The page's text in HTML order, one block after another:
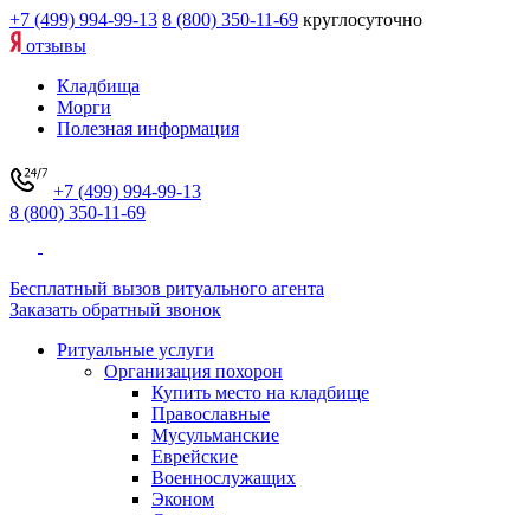
+7 (499) 994-99-13 8 (800) 350-11-69 круглосуточно
отзывы
Кладбища
Морги
Полезная информация
+7 (499) 994-99-13
8 (800) 350-11-69
Бесплатный вызов ритуального агента
Заказать обратный звонок
Ритуальные услуги
Организация похорон
Купить место на кладбище
Православные
Мусульманские
Еврейские
Военнослужащих
Эконом